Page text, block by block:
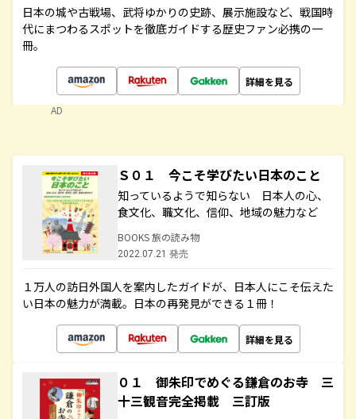
日本の城や古戦場、武将ゆかりの史跡、展示施設など、戦国時
代にまつわるスポットを徹底ガイドする歴史ファン必携の一
冊。
詳細を見る
AD
Ｓ０１ 今こそ学びたい日本のこと
知っているようで知らない 日本人の心、
食文化、職文化、信仰、地域の魅力など
BOOKS 旅の読み物
2022.07.21 発売
１万人の訪日外国人を案内したガイドが、日本人にこそ伝えた
い日本の魅力が満載。日本の再発見ができる１冊！
詳細を見る
０１ 御朱印でめぐる鎌倉のお寺 三
十三観音完全掲載 三訂版